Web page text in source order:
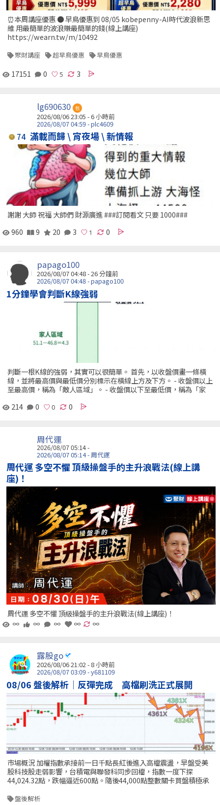
⏰本周講座優惠 ● 早鳥優惠到 08/05 kobepenny-AI時代波浪新思
維 用最簡單的波浪賺最簡單的錢(線上講座)
https://wearn.tw/m/10492
聚財講座 超早鳥優惠 早鳥優惠
17151 0 3
lg690630 包
2026/08/06 23:05 -6 小時前
2026/08/07 04:59 - plc4609
74 滿載而歸 \ 宵夜場 \ 新情報
謝謝 大師 祝福 大師們 財源廣進 ###訂閱看文 只要 1000###
960
9 20 3 0
papago100
2026/08/07 04:48 -26 分鐘前
2026/08/07 04:48 - papago100
1分鐘學會判斷K線強弱
判斷一根K線的強弱，其實可以很簡單。 首先，以收盤價畫一條橫
線，並將最高價與最低價分別標示在橫線上方及下方。 - 收盤價以上
至最高價，稱為「敵人區域」。 - 收盤價以下至最低價，稱為「家
214
0 0
周代運
2026/08/07 05:14 -
2026/08/07 05:14 - 周代運
周代運 多空不懼 頂級操盤手的主升浪戰法(線上講
座)！
周代運 多空不懼 頂級操盤手的主升浪戰法(線上講座)！
∞
∞ ∞ ∞ ∞
露股go
2026/08/06 21:02 -8 小時前
2026/08/07 03:09 - y681109
08/06 盤後解析｜反彈完成 高檔刷洗正式展開
市場概況 加權指數承接前一日千點長紅後進入高檔震盪，早盤受美
股科技股走弱影響，台積電與聯發科同步回檔，指數一度下探
44,024.32點，跌幅逼近600點。隨後44,000點整數關卡買盤積極承
盤後解析